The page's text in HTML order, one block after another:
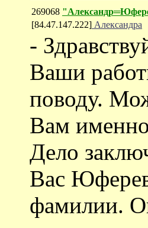
269068
[84.47.147.222] Александра
-
Ваши
поводу.
Вам
Дело
Вас
фамилии.